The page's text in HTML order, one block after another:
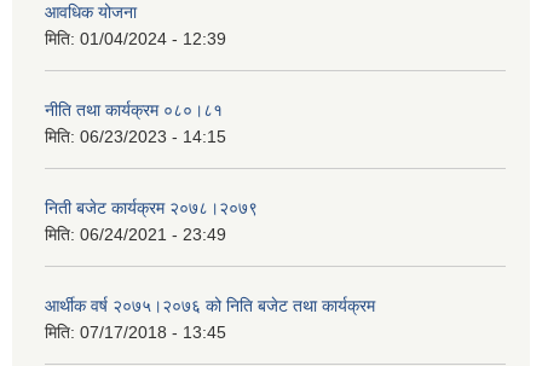
आवधिक योजना
मिति: 01/04/2024 - 12:39
नीति तथा कार्यक्रम ०८०।८१
मिति: 06/23/2023 - 14:15
निती बजेट कार्यक्रम २०७८।२०७९
मिति: 06/24/2021 - 23:49
आर्थीक वर्ष २०७५।२०७६ को निति बजेट तथा कार्यक्रम
मिति: 07/17/2018 - 13:45